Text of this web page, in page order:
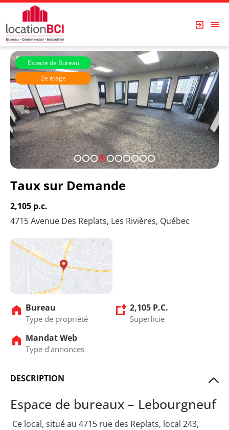
1 2 3 4 5 6 7 8 910
Espace de Bureau
2e étage
Les Immeubles Dupont
Taux sur Demande
2,105 p.c.
4715 Avenue Des Replats, Les Rivières, Québec
Bureau
Type de propriété
2,105 P.C.
Superficie
Mandat Web
Type d'annonces
DESCRIPTION
Espace de bureaux – Lebourgneuf
Ce local, situé au 4715 rue des Replats, local 243,